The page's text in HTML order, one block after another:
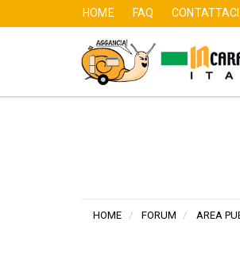
HOME FAQ CONTATTACI
User
account
Main
HOME FORUM AREA